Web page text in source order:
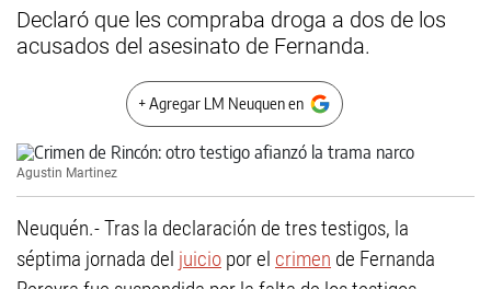
Declaró que les compraba droga a dos de los
acusados del asesinato de Fernanda.
+ Agregar LM Neuquen en
Agustin Martinez
Neuquén.- Tras la declaración de tres testigos, la
séptima jornada del juicio por el crimen de Fernanda